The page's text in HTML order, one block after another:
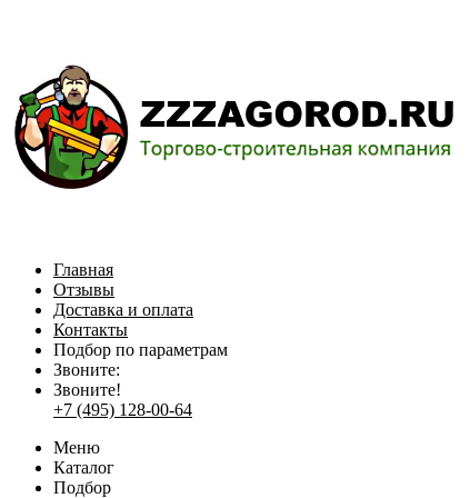
Главная
Отзывы
Доставка и оплата
Контакты
Подбор по параметрам
Звоните:
Звоните!
+7 (495) 128-00-64
Меню
Каталог
Подбор